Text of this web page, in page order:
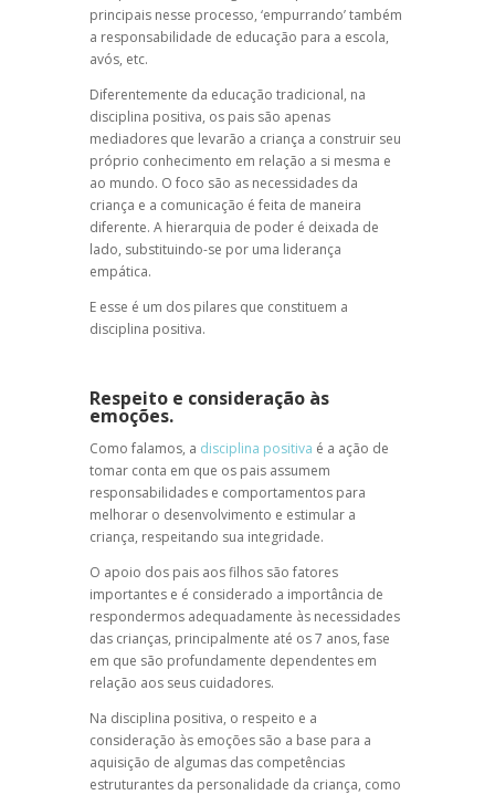
principais nesse processo, ‘empurrando’ também
a responsabilidade de educação para a escola,
avós, etc.
Diferentemente da educação tradicional, na
disciplina positiva, os pais são apenas
mediadores que levarão a criança a construir seu
próprio conhecimento em relação a si mesma e
ao mundo. O foco são as necessidades da
criança e a comunicação é feita de maneira
diferente. A hierarquia de poder é deixada de
lado, substituindo-se por uma liderança
empática.
E esse é um dos pilares que constituem a
disciplina positiva.
Respeito e consideração às
emoções.
Como falamos, a disciplina positiva é a ação de
tomar conta em que os pais assumem
responsabilidades e comportamentos para
melhorar o desenvolvimento e estimular a
criança, respeitando sua integridade.
O apoio dos pais aos filhos são fatores
importantes e é considerado a importância de
respondermos adequadamente às necessidades
das crianças, principalmente até os 7 anos, fase
em que são profundamente dependentes em
relação aos seus cuidadores.
Na disciplina positiva, o respeito e a
consideração às emoções são a base para a
aquisição de algumas das competências
estruturantes da personalidade da criança, como